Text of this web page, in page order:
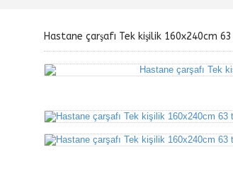
Hastane çarşafı Tek kişilik 160x240cm